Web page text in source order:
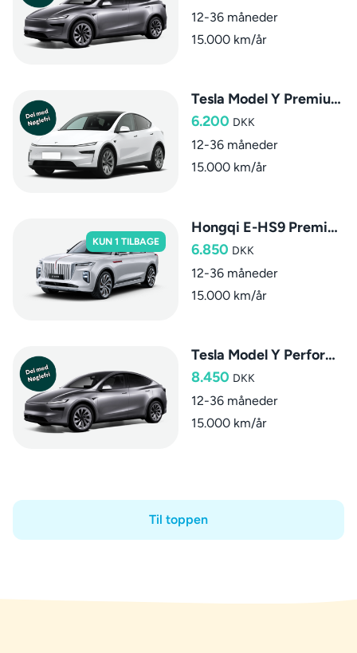
12-36 måneder
15.000 km/år
Tesla Model Y Premium AWD (7-sæder)
6.200 DKK
12-36 måneder
15.000 km/år
KUN 1 TILBAGE
Hongqi E-HS9 Premium
6.850 DKK
12-36 måneder
15.000 km/år
Tesla Model Y Performance
8.450 DKK
12-36 måneder
15.000 km/år
Til toppen